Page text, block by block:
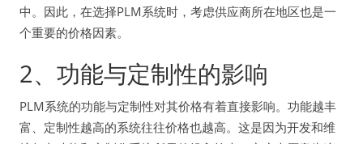
中。因此，在选择PLM系统时，考虑供应商所在地区也是一
个重要的价格因素。
2、功能与定制性的影响
PLM系统的功能与定制性对其价格有着直接影响。功能越丰
富、定制性越高的系统往往价格也越高。这是因为开发和维